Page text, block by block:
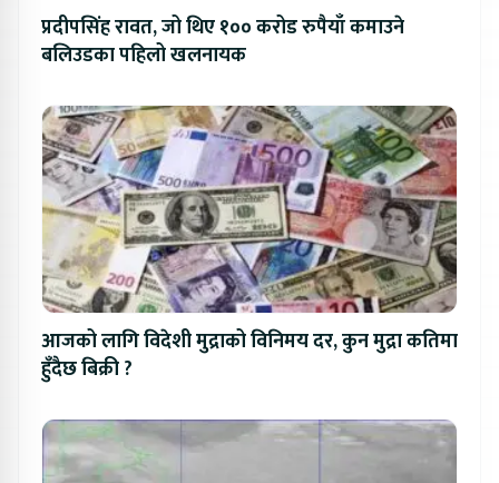
प्रदीपसिंह रावत, जो थिए १०० करोड रुपैयाँ कमाउने
बलिउडका पहिलो खलनायक
आजको लागि विदेशी मुद्राको विनिमय दर, कुन मुद्रा कतिमा
हुँदैछ बिक्री ?